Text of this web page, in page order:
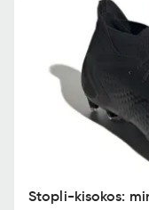
Stopli-kisokos: